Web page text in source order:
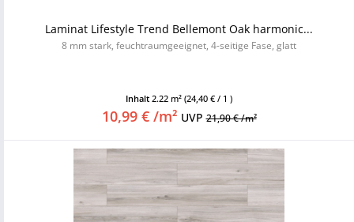
Laminat Lifestyle Trend Bellemont Oak harmonic...
8 mm stark, feuchtraumgeeignet, 4-seitige Fase, glatt
Inhalt 2.22 m² (24,40 € / 1 )
10,99 € /m² UVP21,90 € /m²